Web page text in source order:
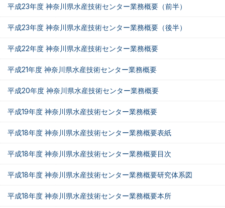
平成23年度 神奈川県水産技術センター業務概要（前半）
平成23年度 神奈川県水産技術センター業務概要（後半）
平成22年度 神奈川県水産技術センター業務概要
平成21年度 神奈川県水産技術センター業務概要
平成20年度 神奈川県水産技術センター業務概要
平成19年度 神奈川県水産技術センター業務概要
平成18年度 神奈川県水産技術センター業務概要表紙
平成18年度 神奈川県水産技術センター業務概要目次
平成18年度 神奈川県水産技術センター業務概要研究体系図
平成18年度 神奈川県水産技術センター業務概要本所